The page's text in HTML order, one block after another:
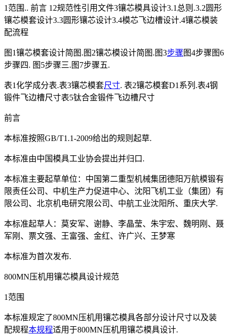
1范围.. 前言 12规范性引用文件3镶芯模具设计3.1总则.3.2圆形
镶芯模套设计3.3圆形镶芯设计3.4模芯飞边槽设计.4镶芯模装
配流程
图1镶芯模套设计简图.图2镶芯模设计简图.图3步骤 图4步骤图6
步骤四. 图5步骤三.图7步骤五.
表1化学成分表.表3镶芯模套尺寸. 表2镶芯模套D1系列.表4钢
锻件飞边槽尺寸表5钛合金锻件飞边槽尺寸
前言
本标准按照GB/T1.1-2009给出的规则起草.
本标准由中国模具工业协会提出并归口.
本标准主要起草单位：中国第二重型机械集团德阳万航模锻有
限责任公司、中机生产力促进中心、沈阳飞机工业（集团）有
限公司、北京机电研究限公司、中航工业沈阳所、重庆大学.
本标准起草人：莫安军、谢静、李晶莹、朱宇宏、魏明刚、聂
军刚、票文强、王富强、金红、许广兴、王梦寒
本标准为首次发布.
800MN压机用镶芯模具设计规范
1范围
本标准规定了800MN压机用镶芯模具各部分设计尺寸以及装
配规程本规程适用于800MN压机用镶芯模具设计.